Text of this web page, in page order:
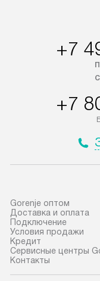
+7
+7
Gorenje оптом
Доставка и оплата
Подключение
Условия продажи
Кредит
Сервисные центры
Контакты